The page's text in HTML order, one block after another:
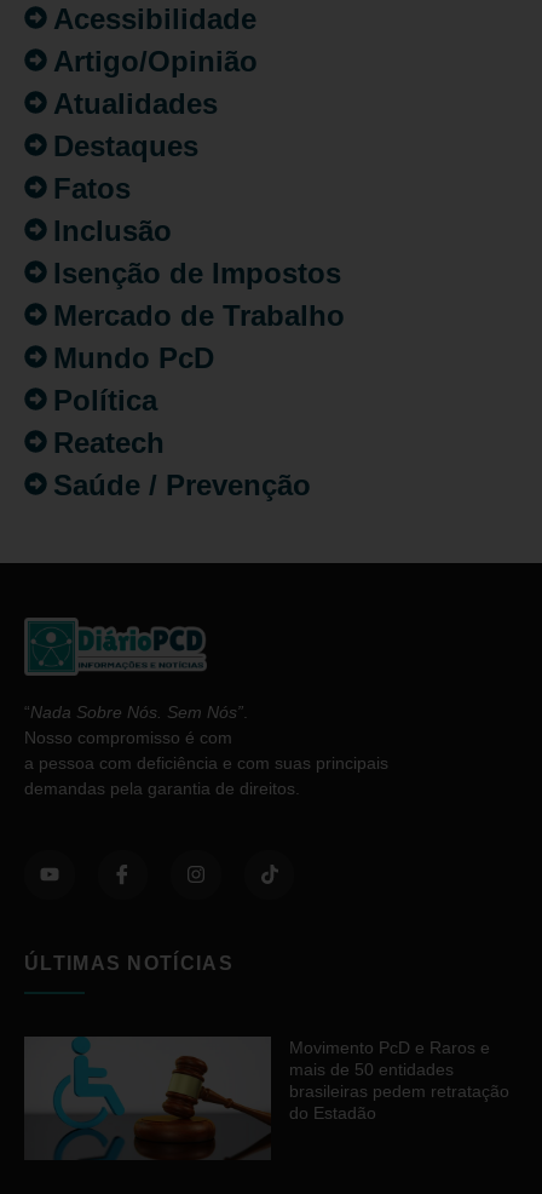
Acessibilidade
Artigo/Opinião
Atualidades
Destaques
Fatos
Inclusão
Isenção de Impostos
Mercado de Trabalho
Mundo PcD
Política
Reatech
Saúde / Prevenção
“Nada Sobre Nós. Sem Nós”
Nosso compromisso é com
a pessoa com deficiência e com suas principais
demandas pela garantia de direitos.
ÚLTIMAS NOTÍCIAS
Movimento PcD e Raros e
mais de 50 entidades
brasileiras pedem retratação
do Estadão